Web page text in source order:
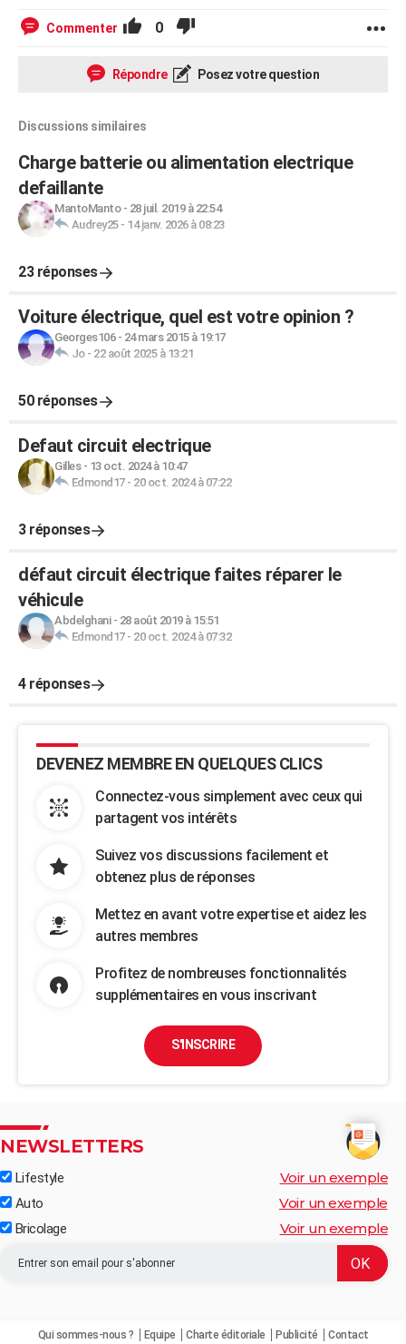
Commenter 0
Répondre Posez votre question
Discussions similaires
Charge batterie ou alimentation electrique
defaillante
MantoManto- 28 juil. 2019 à 22:54
Audrey25- 14 janv. 2026 à 08:23
23 réponses
Voiture électrique, quel est votre opinion ?
Georges106- 24 mars 2015 à 19:17
Jo- 22 août 2025 à 13:21
50 réponses
Defaut circuit electrique
Gilles- 13 oct. 2024 à 10:47
Edmond17- 20 oct. 2024 à 07:22
3 réponses
défaut circuit électrique faites réparer le
véhicule
Abdelghani- 28 août 2019 à 15:51
Edmond17- 20 oct. 2024 à 07:32
4 réponses
DEVENEZ MEMBRE EN QUELQUES CLICS
Connectez-vous simplement avec ceux qui
partagent vos intérêts
Suivez vos discussions facilement et
obtenez plus de réponses
Mettez en avant votre expertise et aidez les
autres membres
Profitez de nombreuses fonctionnalités
supplémentaires en vous inscrivant
S'INSCRIRE
NEWSLETTERS
Lifestyle Voir un exemple
Auto Voir un exemple
Bricolage Voir un exemple
Qui sommes-nous ? Equipe Charte éditoriale Publicité Contact